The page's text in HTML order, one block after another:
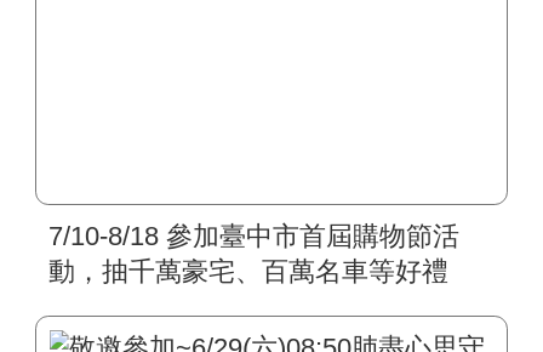
7/10-8/18 參加臺中市首屆購物節活
動，抽千萬豪宅、百萬名車等好禮